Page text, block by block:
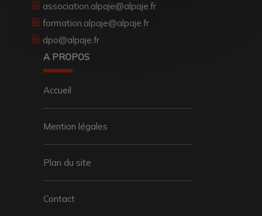
association.alpaje@alpaje.fr
formation.alpaje@alpaje.fr
dpo@alpaje.fr
A PROPOS
Accueil
Mention légales
Plan du site
Contact